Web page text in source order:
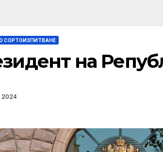
СОРТОИЗПИТВАНЕ
на
2024